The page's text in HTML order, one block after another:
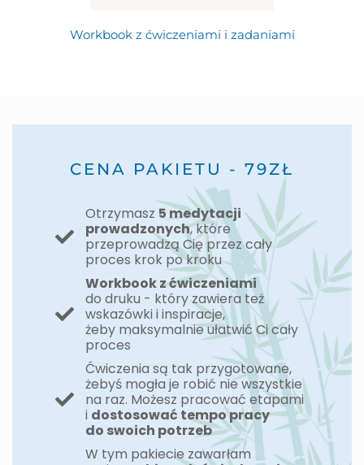
Workbook z ćwiczeniami i zadaniami
CENA PAKIETU - 79ZŁ
Otrzymasz 5 medytacji
prowadzonych, które
przeprowadzą Cię przez cały
proces krok po kroku
Workbook z ćwiczeniami
do druku - który zawiera też
wskazówki i inspiracje,
żeby maksymalnie ułatwić Ci cały
proces
Ćwiczenia są tak przygotowane,
żebyś mogła je robić nie wszystkie
na raz. Możesz pracować etapami
i dostosować tempo pracy
do swoich potrzeb
W tym pakiecie zawarłam